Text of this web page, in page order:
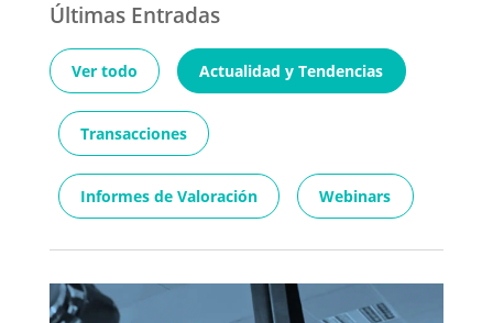
Últimas Entradas
Ver todo Actualidad y Tendencias
Transacciones
Informes de Valoración Webinars